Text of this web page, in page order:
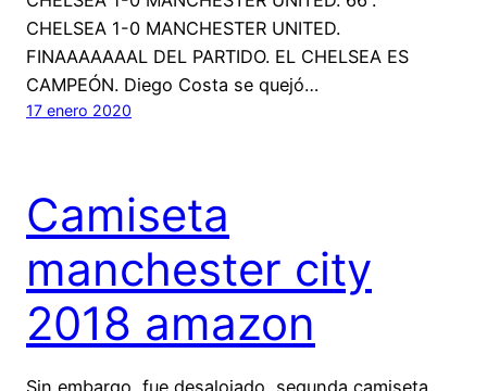
CHELSEA 1-0 MANCHESTER UNITED.
FINAAAAAAAL DEL PARTIDO. EL CHELSEA ES
CAMPEÓN. Diego Costa se quejó…
17 enero 2020
Camiseta
manchester city
2018 amazon
Sin embargo, fue desalojado, segunda camiseta